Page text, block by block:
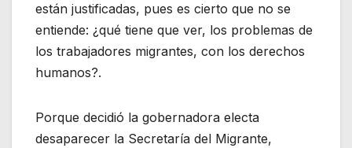
están justificadas, pues es cierto que no se
entiende: ¿qué tiene que ver, los problemas de
los trabajadores migrantes, con los derechos
humanos?.
Porque decidió la gobernadora electa
desaparecer la Secretaría del Migrante,